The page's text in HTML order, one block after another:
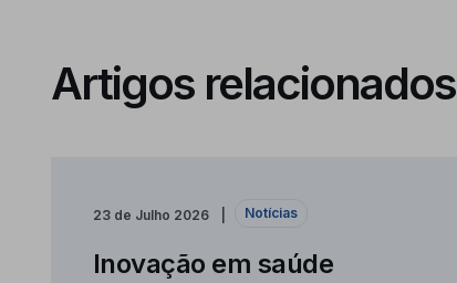
Artigos relacionados
23 de Julho 2026 Notícias
Inovação em saúde